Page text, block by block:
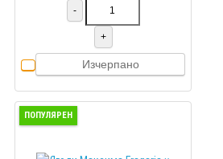
-
+
Изчерпано
ПОПУЛЯРЕН